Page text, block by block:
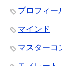
プロフィー
マインド
マスターコ